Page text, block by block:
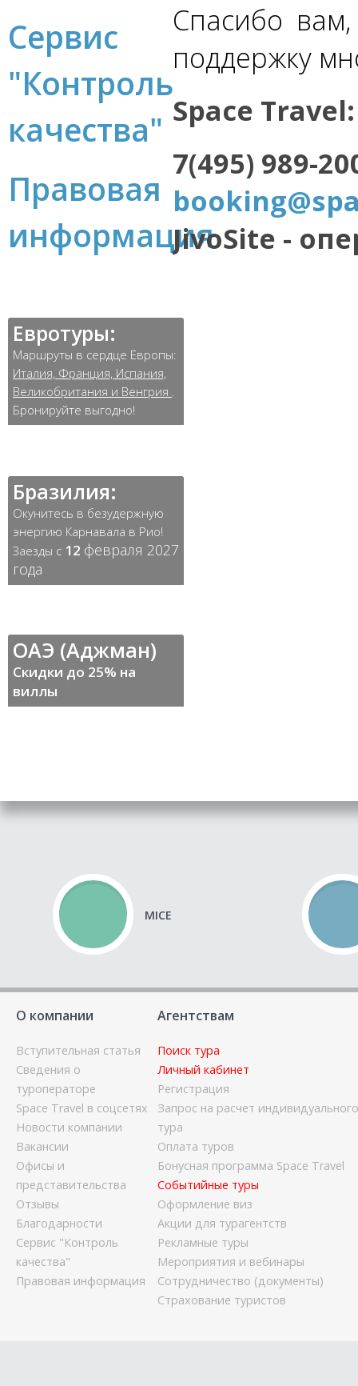
Сервис
"Контроль
качества"
Правовая
информация
Евротуры:
Маршруты в сердце Европы:
Италия, Франция, Испания,
Великобритания и Венгрия .
Бронируйте выгодно!
Бразилия:
Окунитесь в безудержную
энергию Карнавала в Рио!
Заезды с 12 февраля 2027
года
ОАЭ (Аджман)
Скидки до 25% на
виллы
Спасибо
поддержку
Space
7(495) 989-
JivoSite -
MICE
О компании
Вступительная статья
Сведения о
туроператоре
Space Travel в соцсетях
Новости компании
Вакансии
Офисы и
представительства
Отзывы
Благодарности
Сервис "Контроль
качества"
Правовая информация
Агентствам
Поиск тура
Личный кабинет
Регистрация
Запрос на расчет индивидуального
тура
Оплата туров
Бонусная программа Space Travel
Событийные туры
Оформление виз
Акции для турагентств
Рекламные туры
Мероприятия и вебинары
Сотрудничество (документы)
Страхование туристов